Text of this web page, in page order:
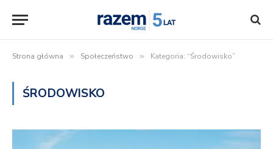
Strona główna » Społeczeństwo » Kategoria: “Środowisko”
ŚRODOWISKO